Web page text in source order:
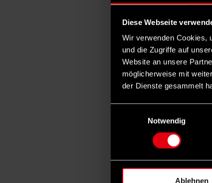
Diese Webseite
Wir verwenden Cookies,
und die Zugriffe auf
Website an unsere
möglicherweise mit
der Dienste gesammelt
Notwendig
Ablehnen